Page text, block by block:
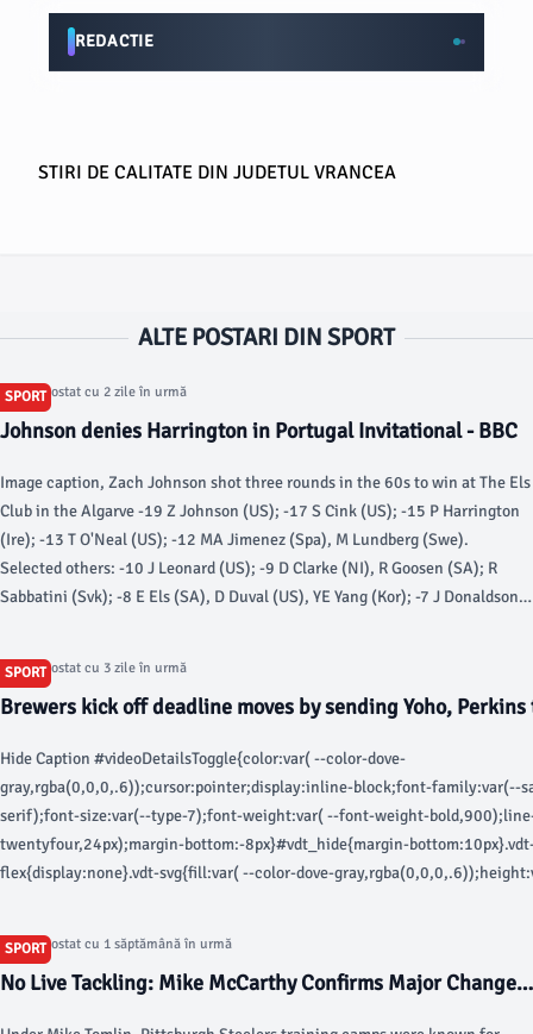
REDACTIE
STIRI DE CALITATE DIN JUDETUL VRANCEA
ALTE POSTARI DIN SPORT
SPORT
Articol postat cu 2 zile în urmă
Johnson denies Harrington in Portugal Invitational - BBC
Image caption, Zach Johnson shot three rounds in the 60s to win at The Els
Club in the Algarve -19 Z Johnson (US); -17 S Cink (US); -15 P Harrington
(Ire); -13 T O'Neal (US); -12 MA Jimenez (Spa), M Lundberg (Swe).
Selected others: -10 J Leonard (US); -9 D Clarke (NI), R Goosen (SA); R
Sabbatini (Svk); -8 E Els (SA), D Duval (US), YE Yang (Kor); -7 J Donaldson
SPORT
Articol postat cu 3 zile în urmă
Brewers kick off deadline moves by sending Yoho, Perkins
Hide Caption #videoDetailsToggle{color:var( --color-dove-
gray,rgba(0,0,0,.6));cursor:pointer;display:inline-block;font-family:var(--
serif);font-size:var(--type-7);font-weight:var( --font-weight-
twentyfour,24px);margin-bottom:-8px}#vdt_hide{margin-
flex{display:none}.vdt-svg{fill:var( --color-dove-
= ga_data.route.sectionName || ga_data.route.ssts.split('/'), subsection =
ga_data.route.ssts.split('/'); vdToggle.addEventListener('click', ()=> { //
SPORT
Articol postat cu 1 săptămână în urmă
No Live Tackling: Mike McCarthy Confirms Major Change